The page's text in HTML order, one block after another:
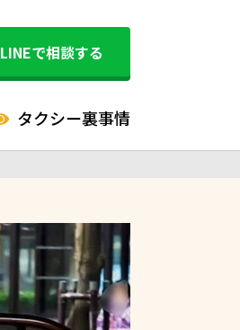
LINEで相談する
タクシー裏事情